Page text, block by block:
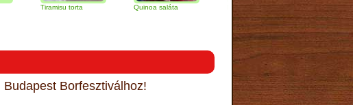
Tiramisu torta Quinoa saláta Mandulás kifli
Borfesztiválhoz!